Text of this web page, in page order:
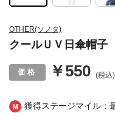
獲得ステージマイル：
OTHER(ソノタ)
クールＵＶ日傘帽子
￥550 (税込)